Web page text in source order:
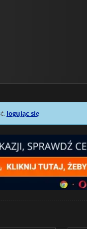
logując się